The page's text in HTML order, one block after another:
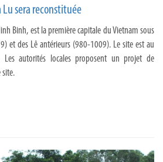
Lu sera reconstituée
Binh, est la première capitale du Vietnam sous
et des Lê antérieurs (980-1009). Le site est au
autorités locales proposent un projet de
site.